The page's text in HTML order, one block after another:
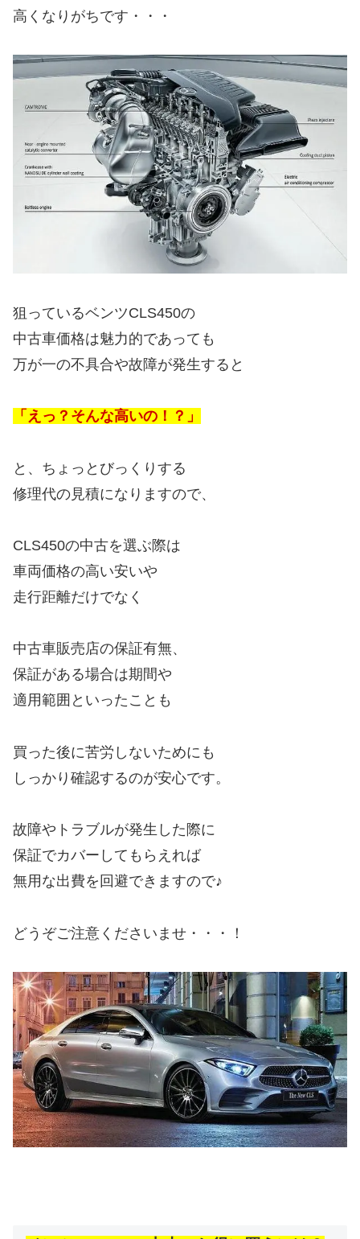
高くなりがちです・・・
狙っているベンツCLS450の
中古車価格は魅力的であっても
万が一の不具合や故障が発生すると
「えっ？そんな高いの！？」
と、ちょっとびっくりする
修理代の見積になりますので、
CLS450の中古を選ぶ際は
車両価格の高い安いや
走行距離だけでなく
中古車販売店の保証有無、
保証がある場合は期間や
適用範囲といったことも
買った後に苦労しないためにも
しっかり確認するのが安心です。
故障やトラブルが発生した際に
保証でカバーしてもらえれば
無用な出費を回避できますので♪
どうぞご注意くださいませ・・・！